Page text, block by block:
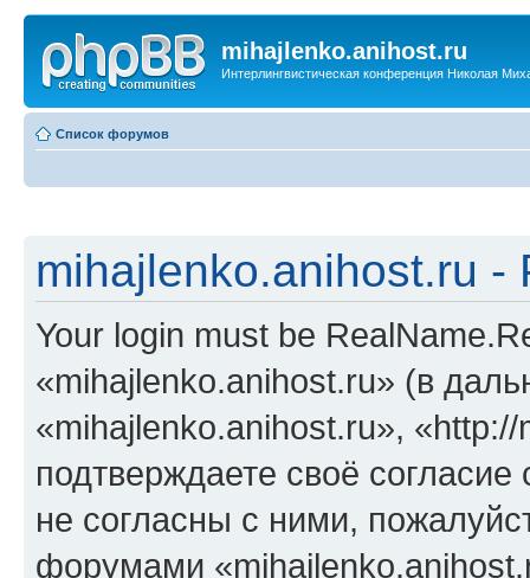
mihajlenko.anihost.ru
Интерлингвистическая конференция Николая
Список форумов
mihajlenko.anihost.ru -
Your login must be
«mihajlenko.anihost.ru» (в
«mihajlenko.anihost.ru»,
подтверждаете своё
не согласны с ними,
форумами